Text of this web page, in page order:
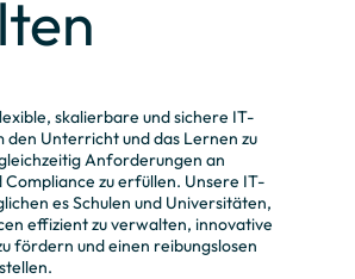
skalierbare und sichere IT-
den Unterricht und das Lernen zu
Anforderungen an
Compliance zu erfüllen. Unsere IT-
es Schulen und Universitäten,
effizient zu verwalten, innovative
fördern und einen reibungslosen